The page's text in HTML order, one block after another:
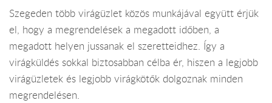
Szegeden több virágüzlet közös munkájával együtt érjük
el, hogy a megrendelések a megadott időben, a
megadott helyen jussanak el szeretteidhez. Így a
virágküldés sokkal biztosabban célba ér, hiszen a legjobb
virágüzletek és legjobb virágkötők dolgoznak minden
megrendelésen.